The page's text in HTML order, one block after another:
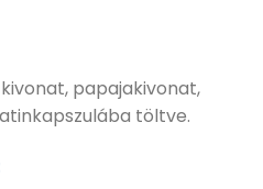
papajakivonat,
töltve.